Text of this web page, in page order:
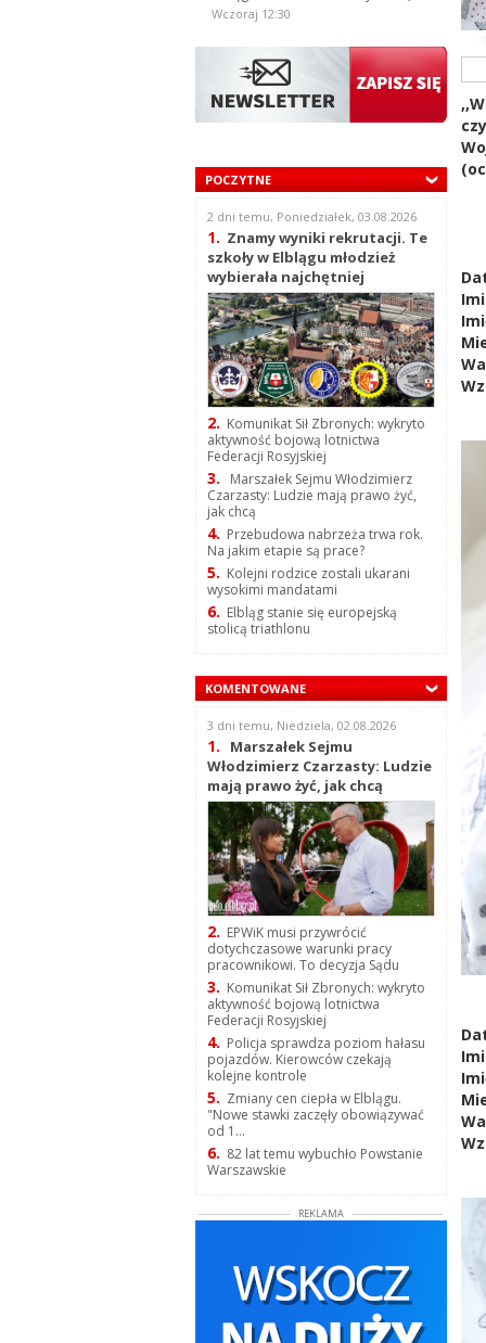
Wczoraj 12:30
POCZYTNE
2 dni temu, Poniedziałek, 03.08.2026
1. Znamy wyniki rekrutacji. Te
szkoły w Elblągu młodzież
wybierała najchętniej
2. Komunikat Sił Zbronych: wykryto
aktywność bojową lotnictwa
Federacji Rosyjskiej
3.
Marszałek Sejmu Włodzimierz
Czarzasty: Ludzie mają prawo żyć,
jak chcą
4. Przebudowa nabrzeża trwa rok.
Na jakim etapie są prace?
5. Kolejni rodzice zostali ukarani
wysokimi mandatami
6. Elbląg stanie się europejską
stolicą triathlonu
KOMENTOWANE
3 dni temu, Niedziela, 02.08.2026
1.
Marszałek Sejmu
Włodzimierz Czarzasty: Ludzie
mają prawo żyć, jak chcą
2. EPWiK musi przywrócić
dotychczasowe warunki pracy
pracownikowi. To decyzja Sądu
3. Komunikat Sił Zbronych: wykryto
aktywność bojową lotnictwa
Federacji Rosyjskiej
4. Policja sprawdza poziom hałasu
pojazdów. Kierowców czekają
kolejne kontrole
5. Zmiany cen ciepła w Elblągu.
"Nowe stawki zaczęły obowiązywać
od 1...
6. 82 lat temu wybuchło Powstanie
Warszawskie
REKLAMA